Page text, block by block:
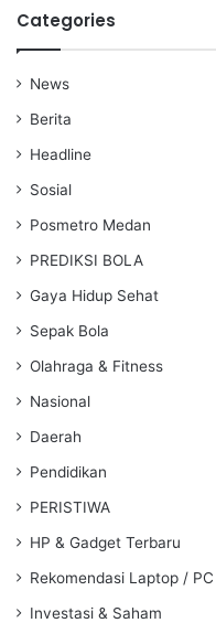
Categories
News
Berita
Headline
Sosial
Posmetro Medan
PREDIKSI BOLA
Gaya Hidup Sehat
Sepak Bola
Olahraga & Fitness
Nasional
Daerah
Pendidikan
PERISTIWA
HP & Gadget Terbaru
Rekomendasi Laptop / PC
Investasi & Saham